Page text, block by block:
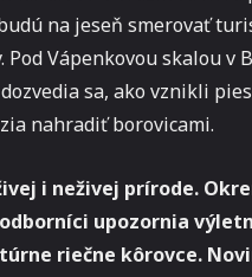
na jeseň smerovať
Vápenkovou skalou v
sa, ako vznikli
nahradiť borovicami.
i neživej prírode.
upozornia
riečne kôrovce.